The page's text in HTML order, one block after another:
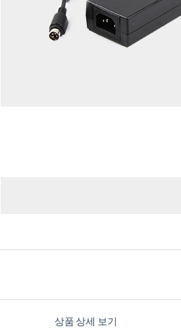
상품 상세 보기